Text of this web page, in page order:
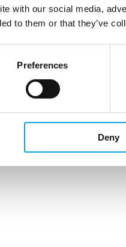
with our social media,
to them or that they’ve
Preferences
Deny